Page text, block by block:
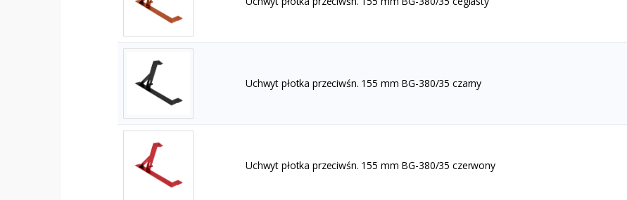
Uchwyt płotka przeciwśn. 155 mm BG-380/35 czarny
Uchwyt płotka przeciwśn. 155 mm BG-380/35 czerwony